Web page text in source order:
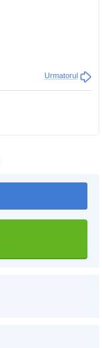
Urmatorul